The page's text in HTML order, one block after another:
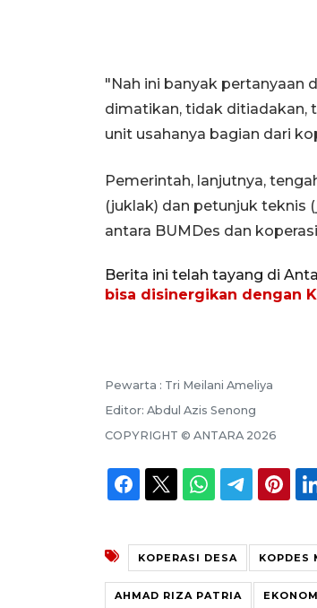
"Nah ini banyak pertanyaan
dimatikan, tidak ditiadakan,
unit usahanya bagian dari
Pemerintah, lanjutnya,
(juklak) dan petunjuk teknis
antara BUMDes dan
Berita ini telah tayang di
bisa disinergikan dengan
Pewarta : Tri Meilani Ameliya
Editor: Abdul Azis Senong
COPYRIGHT © ANTARA 2026
KOPERASI DESA KOPDES
AHMAD RIZA PATRIA